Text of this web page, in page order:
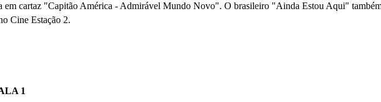
em cartaz "Capitão América - Admirável Mundo Novo". O brasileiro "Ainda Estou Aqui"
Cine Estação 2.
1